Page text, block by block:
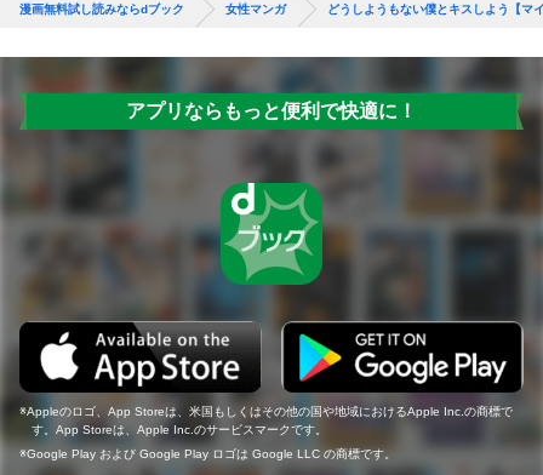
漫画無料試し読みならdブック 女性マンガ どうしようもない僕とキスしよう【マ
アプリならもっと便利で快適に！
Appleのロゴ、App Storeは、米国もしくはその他の国や地域におけるApple Inc.の商標で
す。App Storeは、Apple Inc.のサービスマークです。
Google Play および Google Play ロゴは Google LLC の商標です。